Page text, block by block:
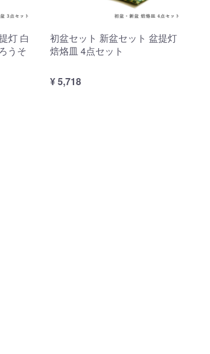
灯 白
うそ
初盆セット 新盆セット 盆提灯
焙烙皿 4点セット
¥ 5,718